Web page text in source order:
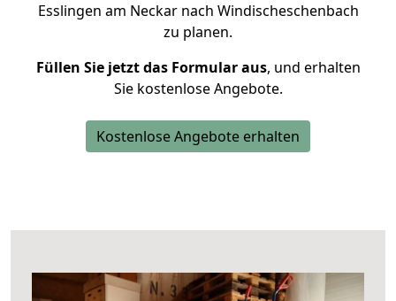
Esslingen am Neckar nach Windischeschenbach
zu planen.
Füllen Sie jetzt das Formular aus, und erhalten
Sie kostenlose Angebote.
Kostenlose Angebote erhalten